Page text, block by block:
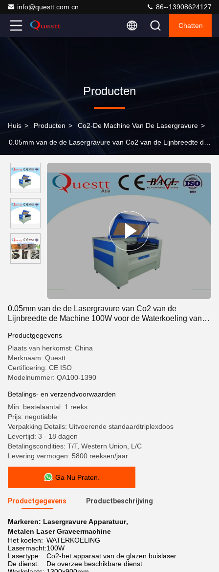
info@questt.com.cn 86--13908624127
Chatten
Producten
Huis > Producten > Co2-De Machine Van De Lasergravure >
0.05mm van de de Lasergravure van Co2 van de Lijnbreedte de
0.05mm van de de Lasergravure van Co2 van de
Lijnbreedte de Machine 100W voor de Waterkoeling van
Productgegevens
Plaats van herkomst: China
Merknaam: Questt
Certificering: CE ISO
Modelnummer: QA100-1390
Betalings- en verzendvoorwaarden
Min. bestelaantal: 1 reeks
Prijs: negotiable
Verpakking Details: Uitvoerende standaardtriplexdoos
Levertijd: 3 - 18 dagen
Betalingscondities: T/T, Western Union, L/C
Levering vermogen: 5800 reeksen/jaar
Ga Nu Praten.
Productgegevens Productbeschrijving
Markeren: Lasergravure Apparatuur,
Metalen Laser Graveermachine
Het koelen: WATERKOELING
Lasermacht:100W
Lasertype:
Co2-het apparaat van de glazen buislaser
De dienst:
De overzee beschikbare dienst